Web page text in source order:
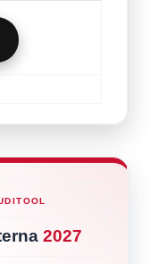
2027